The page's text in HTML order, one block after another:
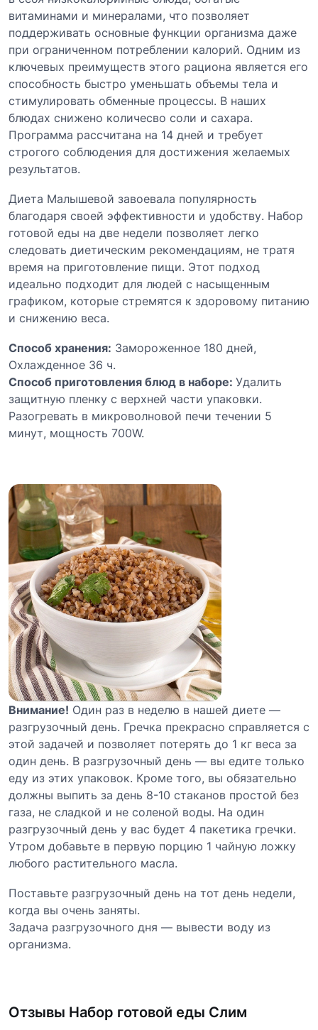
витаминами и минералами, что позволяет
поддерживать основные функции организма даже
при ограниченном потреблении калорий. Одним из
ключевых преимуществ этого рациона является его
способность быстро уменьшать объемы тела и
стимулировать обменные процессы. В наших
блюдах снижено количесво соли и сахара.
Программа рассчитана на 14 дней и требует
строгого соблюдения для достижения желаемых
результатов.
Диета Малышевой завоевала популярность
благодаря своей эффективности и удобству. Набор
готовой еды на две недели позволяет легко
следовать диетическим рекомендациям, не тратя
время на приготовление пищи. Этот подход
идеально подходит для людей с насыщенным
графиком, которые стремятся к здоровому питанию
и снижению веса.
Способ хранения: Замороженное 180 дней,
Охлажденное 36 ч.
Способ приготовления блюд в наборе: Удалить
защитную пленку с верхней части упаковки.
Разогревать в микроволновой печи течении 5
минут, мощность 700W.
Внимание! Один раз в неделю в нашей диете —
разгрузочный день. Гречка прекрасно справляется с
этой задачей и позволяет потерять до 1 кг веса за
один день. В разгрузочный день — вы едите только
еду из этих упаковок. Кроме того, вы обязательно
должны выпить за день 8-10 стаканов простой без
газа, не сладкой и не соленой воды. На один
разгрузочный день у вас будет 4 пакетика гречки.
Утром добавьте в первую порцию 1 чайную ложку
любого растительного масла.
Поставьте разгрузочный день на тот день недели,
когда вы очень заняты.
Задача разгрузочного дня — вывести воду из
организма.
Отзывы Набор готовой еды Слим